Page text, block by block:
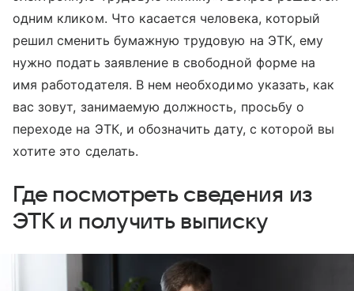
одним кликом. Что касается человека, который
решил сменить бумажную трудовую на ЭТК, ему
нужно подать заявление в свободной форме на
имя работодателя. В нем необходимо указать, как
вас зовут, занимаемую должность, просьбу о
переходе на ЭТК, и обозначить дату, с которой вы
хотите это сделать.
Где посмотреть сведения из
ЭТК и получить выписку